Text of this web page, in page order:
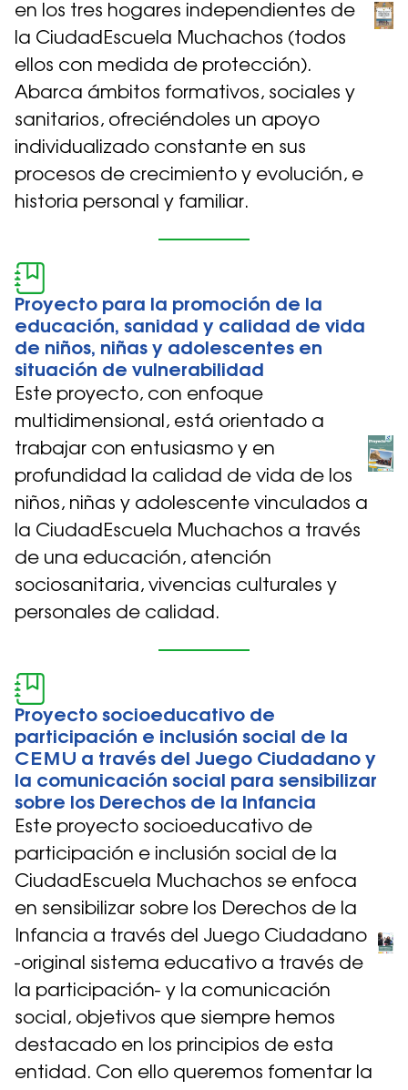
en los tres hogares independientes de
la CiudadEscuela Muchachos (todos
ellos con medida de protección).
Abarca ámbitos formativos, sociales y
sanitarios, ofreciéndoles un apoyo
individualizado constante en sus
procesos de crecimiento y evolución, e
historia personal y familiar.
Proyecto para la promoción de la
educación, sanidad y calidad de vida
de niños, niñas y adolescentes en
situación de vulnerabilidad
Este proyecto, con enfoque
multidimensional, está orientado a
trabajar con entusiasmo y en
profundidad la calidad de vida de los
niños, niñas y adolescente vinculados a
la CiudadEscuela Muchachos a través
de una educación, atención
sociosanitaria, vivencias culturales y
personales de calidad.
Proyecto socioeducativo de
participación e inclusión social de la
CEMU a través del Juego Ciudadano y
la comunicación social para sensibilizar
sobre los Derechos de la Infancia
Este proyecto socioeducativo de
participación e inclusión social de la
CiudadEscuela Muchachos se enfoca
en sensibilizar sobre los Derechos de la
Infancia a través del Juego Ciudadano
-original sistema educativo a través de
la participación- y la comunicación
social, objetivos que siempre hemos
destacado en los principios de esta
entidad. Con ello queremos fomentar la